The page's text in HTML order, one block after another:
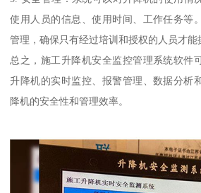
使用人员的信息、使用时间、工作任务等
管理，确保只有经过培训和授权的人员才能
总之，施工升降机安全监控管理系统软件
升降机的实时监控、报警管理、数据分析
降机的安全性和管理效率。